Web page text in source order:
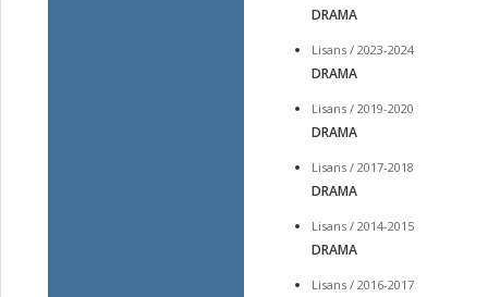
DRAMA
Lisans / 2023-2024
DRAMA
Lisans / 2019-2020
DRAMA
Lisans / 2017-2018
DRAMA
Lisans / 2014-2015
DRAMA
Lisans / 2016-2017